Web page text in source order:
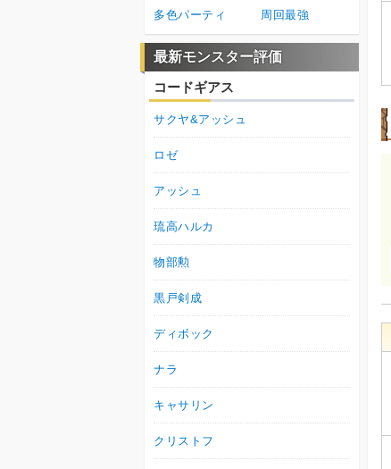
多色パーティ 周回最強
最新モンスター評価
コードギアス
サクヤ&アッシュ
ロゼ
アッシュ
琉高ハルカ
物部勲
黒戸剣成
ディボック
ナラ
キャサリン
クリストフ